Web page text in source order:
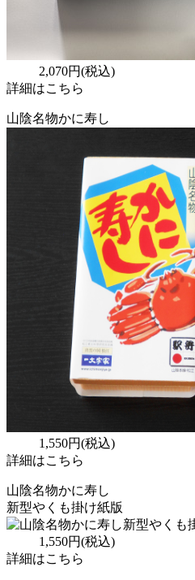
2,070円(税込)
詳細はこちら
山陰名物かに寿し
1,550円(税込)
詳細はこちら
山陰名物かに寿し
新型やくも掛け紙版
1,550円(税込)
詳細はこちら